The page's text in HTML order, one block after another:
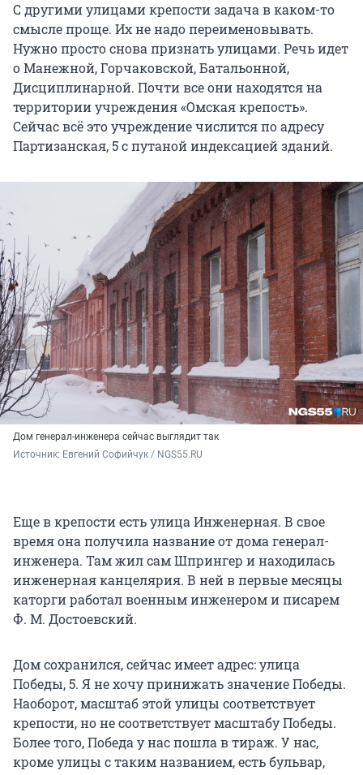
С другими улицами крепости задача в каком-то
смысле проще. Их не надо переименовывать.
Нужно просто снова признать улицами. Речь идет
о Манежной, Горчаковской, Батальонной,
Дисциплинарной. Почти все они находятся на
территории учреждения «Омская крепость».
Сейчас всё это учреждение числится по адресу
Партизанская, 5 с путаной индексацией зданий.
Дом генерал-инженера сейчас выглядит так
Источник: Евгений Софийчук / NGS55.RU
Еще в крепости есть улица Инженерная. В свое
время она получила название от дома генерал-
инженера. Там жил сам Шпрингер и находилась
инженерная канцелярия. В ней в первые месяцы
каторги работал военным инженером и писарем
Ф. М. Достоевский.
Дом сохранился, сейчас имеет адрес: улица
Победы, 5. Я не хочу принижать значение Победы.
Наоборот, масштаб этой улицы соответствует
крепости, но не соответствует масштабу Победы.
Более того, Победа у нас пошла в тираж. У нас,
кроме улицы с таким названием, есть бульвар,